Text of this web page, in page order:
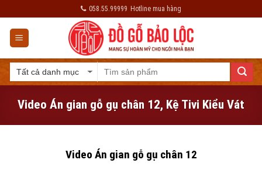
content
058.55.99999 Hotline mua hàng
Video Án gian gỗ gụ chân 12, Kệ Tivi Kiểu Vát
Video Án gian gỗ gụ chân 12